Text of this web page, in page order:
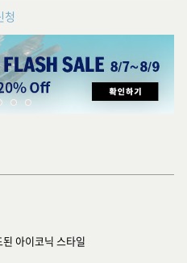
청
아이코닉 스타일